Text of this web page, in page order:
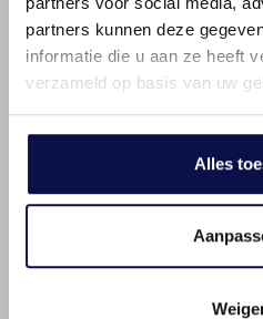
partners kunnen deze
informatie die u aan ze heeft
verzameld op basis van uw
Alles
Een gezellig